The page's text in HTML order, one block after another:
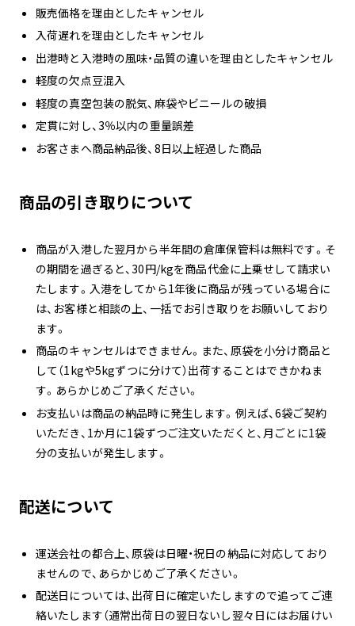
販売価格を理由としたキャンセル
入荷遅れを理由としたキャンセル
出港時と入港時の風味・品質の違いを理由としたキャンセル
軽度の欠点豆混入
軽度の真空包装の脱気、麻袋やビニールの破損
定貫に対し、3％以内の重量誤差
お客さまへ商品納品後、8日以上経過した商品
商品の引き取りについて
商品が入港した翌月から半年間の倉庫保管料は無料です。そ
の期間を過ぎると、30円/kgを商品代金に上乗せして請求い
たします。入港をしてから1年後に商品が残っている場合に
は、お客様と相談の上、一括でお引き取りをお願いしており
ます。
商品のキャンセルはできません。また、原袋を小分け商品と
して（1kgや5kgずつに分けて）出荷することはできかねま
す。あらかじめご了承ください。
お支払いは商品の納品時に発生します。例えば、6袋ご契約
いただき、1か月に1袋ずつご注文いただくと、月ごとに1袋
分の支払いが発生します。
配送について
運送会社の都合上、原袋は日曜・祝日の納品に対応しており
ませんので、あらかじめご了承ください。
配送日については、出荷日に確定いたしますので追ってご連
絡いたします（通常出荷日の翌日ないし翌々日にはお届けい